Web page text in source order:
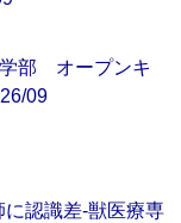
部 オープンキ
09
認識差‐獣医療専